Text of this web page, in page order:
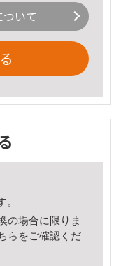
いて
の場合に限りま
ら をご確認くだ